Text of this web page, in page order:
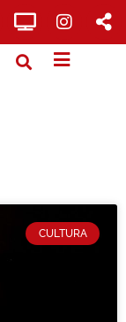
CULTURA